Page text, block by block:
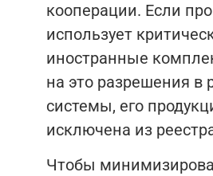
кооперации. Если
использует
иностранные
на это разрешения в
системы, его
исключена из
Чтобы